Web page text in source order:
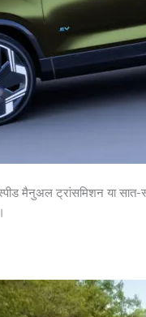
मैनुअल ट्रांसमिशन या